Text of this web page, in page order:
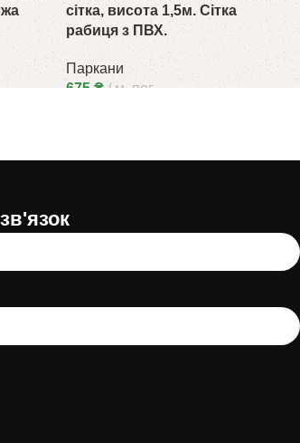
сітка, висота 1,5м. Сітка
рабиця з ПВХ.
Паркани
675₴ м. пог.